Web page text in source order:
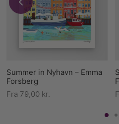
Summer in Nyhavn – Emma
Forsberg
Fra 79,00 kr.